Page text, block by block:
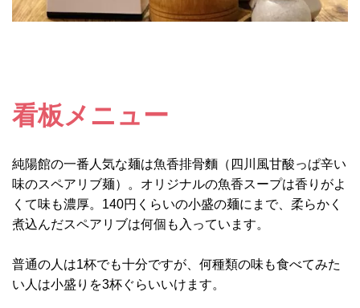
看板メニュー
純陽館の一番人気な麺は魚香排骨麵（四川風甘酸っぱ辛い
味のスペアリブ麺）。オリジナルの魚香スープは香りがよ
くて味も濃厚。140円くらいの小盛の麺にまで、柔らかく
煮込んだスペアリブは何個も入っています。
普通の人は1杯でも十分ですが、何種類の味も食べてみた
い人は小盛りを3杯ぐらいいけます。